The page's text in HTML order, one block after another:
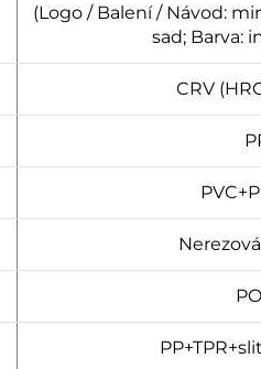
(Logo / Balení / Návod:
sad; Barva:
CRV